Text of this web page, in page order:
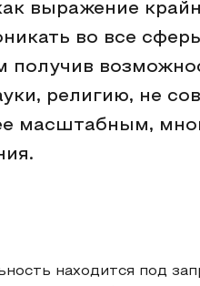
выражение
во все
религию, не
масштабным,
находится под